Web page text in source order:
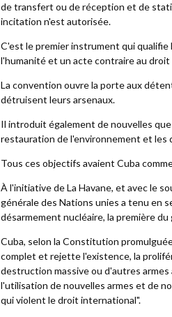
de transfert ou de réception et de
incitation n'est autorisée.
C'est le premier instrument qui
l'humanité et un acte contraire au
La convention ouvre la porte aux
détruisent leurs arsenaux.
Il introduit également de nouvelles
restauration de l'environnement et les
Tous ces objectifs avaient Cuba
À l'initiative de La Havane, et avec le
générale des Nations unies a tenu en
désarmement nucléaire, la première
Cuba, selon la Constitution
complet et rejette l'existence, la
destruction massive ou d'autres
l'utilisation de nouvelles armes et de
qui violent le droit international".